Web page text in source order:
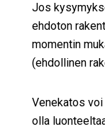
Jos
ehdoton
momentin
(ehdollinen
Venekatos
olla